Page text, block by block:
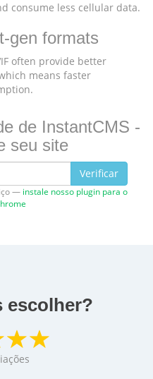
consume less cellular data.
gen formats
often provide better
means faster
de InstantCMS -
seu site
Verificar
— instale nosso plugin para o
escolher?